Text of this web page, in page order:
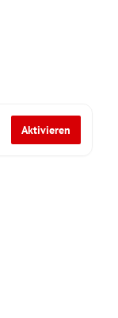
Aktivieren